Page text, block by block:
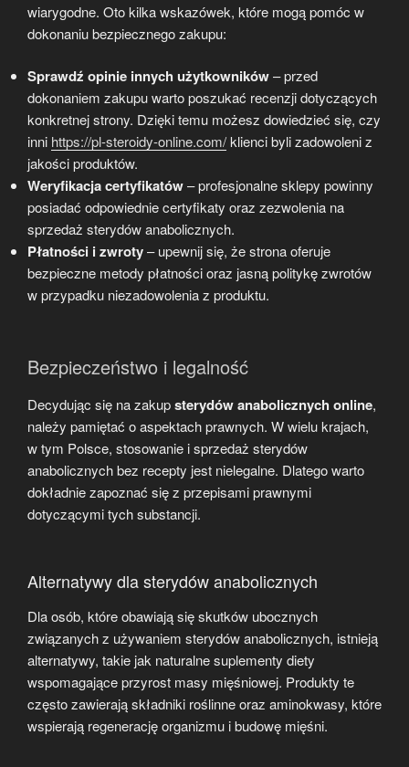
wiarygodne. Oto kilka wskazówek, które mogą pomóc w
dokonaniu bezpiecznego zakupu:
Sprawdź opinie innych użytkowników– przed
dokonaniem zakupu warto poszukać recenzji dotyczących
konkretnej strony. Dzięki temu możesz dowiedzieć się, czy
inni https://pl-steroidy-online.com/klienci byli zadowoleni z
jakości produktów.
Weryfikacja certyfikatów– profesjonalne sklepy powinny
posiadać odpowiednie certyfikaty oraz zezwolenia na
sprzedaż sterydów anabolicznych.
Płatności i zwroty– upewnij się, że strona oferuje
bezpieczne metody płatności oraz jasną politykę zwrotów
w przypadku niezadowolenia z produktu.
Bezpieczeństwo i legalność
Decydując się na zakupsterydów anabolicznych online,
należy pamiętać o aspektach prawnych. W wielu krajach,
w tym Polsce, stosowanie i sprzedaż sterydów
anabolicznych bez recepty jest nielegalne. Dlatego warto
dokładnie zapoznać się z przepisami prawnymi
dotyczącymi tych substancji.
Alternatywy dla sterydów anabolicznych
Dla osób, które obawiają się skutków ubocznych
związanych z używaniem sterydów anabolicznych, istnieją
alternatywy, takie jak naturalne suplementy diety
wspomagające przyrost masy mięśniowej. Produkty te
często zawierają składniki roślinne oraz aminokwasy, które
wspierają regenerację organizmu i budowę mięśni.